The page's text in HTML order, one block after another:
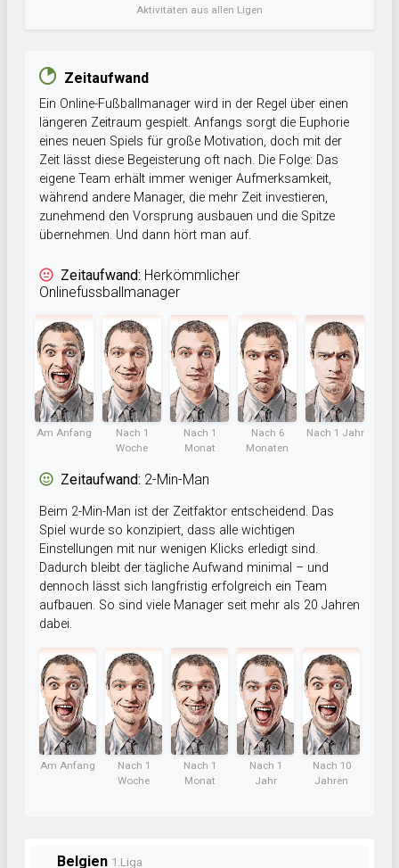
Aktivitäten aus allen Ligen
Zeitaufwand
Ein Online-Fußballmanager wird in der Regel über einen
längeren Zeitraum gespielt. Anfangs sorgt die Euphorie
eines neuen Spiels für große Motivation, doch mit der
Zeit lässt diese Begeisterung oft nach. Die Folge: Das
eigene Team erhält immer weniger Aufmerksamkeit,
während andere Manager, die mehr Zeit investieren,
zunehmend den Vorsprung ausbauen und die Spitze
übernehmen. Und dann hört man auf.
Zeitaufwand: Herkömmlicher
Onlinefussballmanager
Am Anfang
Nach 1
Woche
Nach 1
Monat
Nach 6
Monaten
Nach 1 Jahr
Zeitaufwand: 2-Min-Man
Beim 2-Min-Man ist der Zeitfaktor entscheidend. Das
Spiel wurde so konzipiert, dass alle wichtigen
Einstellungen mit nur wenigen Klicks erledigt sind.
Dadurch bleibt der tägliche Aufwand minimal – und
dennoch lässt sich langfristig erfolgreich ein Team
aufbauen. So sind viele Manager seit mehr als 20 Jahren
dabei.
Am Anfang
Nach 1
Woche
Nach 1
Monat
Nach 1
Jahr
Nach 10
Jahren
Belgien 1.Liga